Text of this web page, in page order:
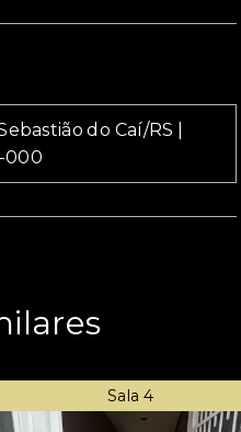
do Caí/RS |
000
Sala 4